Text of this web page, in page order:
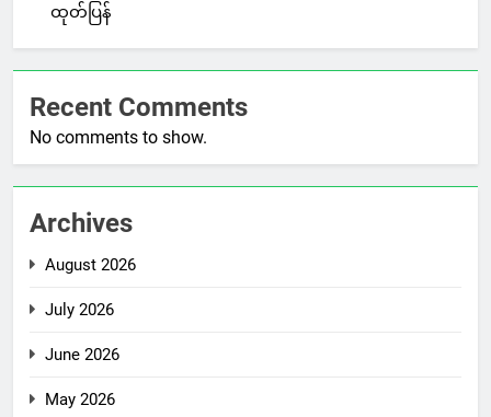
ထုတ်ပြန်
Recent Comments
No comments to show.
Archives
August 2026
July 2026
June 2026
May 2026